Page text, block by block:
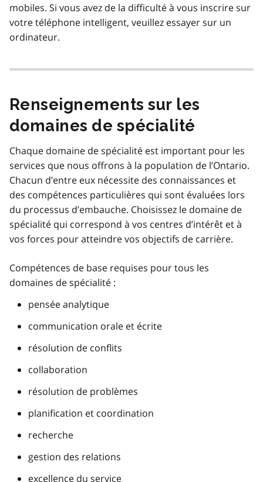
mobiles. Si vous avez de la difficulté à vous inscrire sur
votre téléphone intelligent, veuillez essayer sur un
ordinateur.
Renseignements sur les
domaines de spécialité
Chaque domaine de spécialité est important pour les
services que nous offrons à la population de l’Ontario.
Chacun d’entre eux nécessite des connaissances et
des compétences particulières qui sont évaluées lors
du processus d’embauche. Choisissez le domaine de
spécialité qui correspond à vos centres d’intérêt et à
vos forces pour atteindre vos objectifs de carrière.
Compétences de base requises pour tous les
domaines de spécialité :
pensée analytique
communication orale et écrite
résolution de conflits
collaboration
résolution de problèmes
planification et coordination
recherche
gestion des relations
excellence du service